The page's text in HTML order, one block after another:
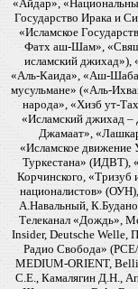
«Айдар»,
Государство Ирака и
«Исламское
Фатх аш-Шам»,
исламский
«Аль-Каида», «Аш-
мусульмане» («Аль-
народа», «Хизб ут-
«Исламский джихад
Джамаат»,
«Исламское движение
Туркестана»
Корчинского, «Тризуб
националистов»
А.Навальный,
Телеканал «Дождь»,
Insider, Deutsche Welle,
Радио Свобода»
MEDIUM-ORIENT,
С.Е., Камалягин Д.Н.,